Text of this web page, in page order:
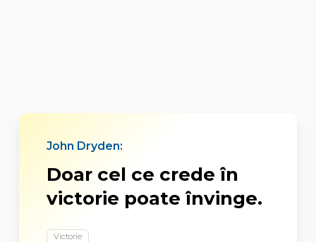
John Dryden:
Doar cel ce crede în
victorie poate învinge.
Victorie